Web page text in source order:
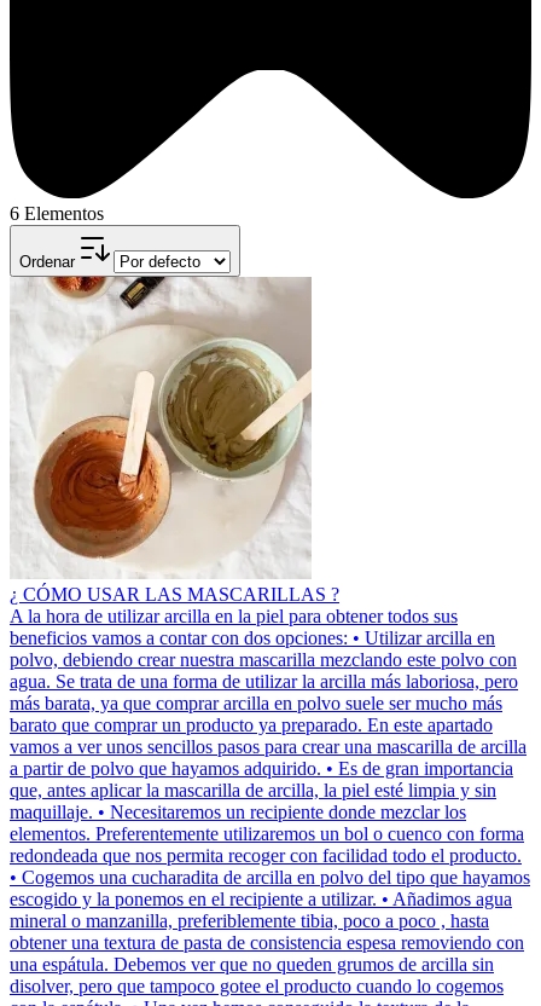
6 Elementos
Ordenar
¿ CÓMO USAR LAS MASCARILLAS ?
A la hora de utilizar arcilla en la piel para obtener todos sus
beneficios vamos a contar con dos opciones: • Utilizar arcilla en
polvo, debiendo crear nuestra mascarilla mezclando este polvo con
agua. Se trata de una forma de utilizar la arcilla más laboriosa, pero
más barata, ya que comprar arcilla en polvo suele ser mucho más
barato que comprar un producto ya preparado. En este apartado
vamos a ver unos sencillos pasos para crear una mascarilla de arcilla
a partir de polvo que hayamos adquirido. • Es de gran importancia
que, antes aplicar la mascarilla de arcilla, la piel esté limpia y sin
maquillaje. • Necesitaremos un recipiente donde mezclar los
elementos. Preferentemente utilizaremos un bol o cuenco con forma
redondeada que nos permita recoger con facilidad todo el producto.
• Cogemos una cucharadita de arcilla en polvo del tipo que hayamos
escogido y la ponemos en el recipiente a utilizar. • Añadimos agua
mineral o manzanilla, preferiblemente tibia, poco a poco , hasta
obtener una textura de pasta de consistencia espesa removiendo con
una espátula. Debemos ver que no queden grumos de arcilla sin
disolver, pero que tampoco gotee el producto cuando lo cogemos